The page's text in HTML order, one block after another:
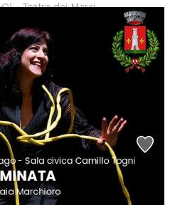
- Teatro dei Marsi